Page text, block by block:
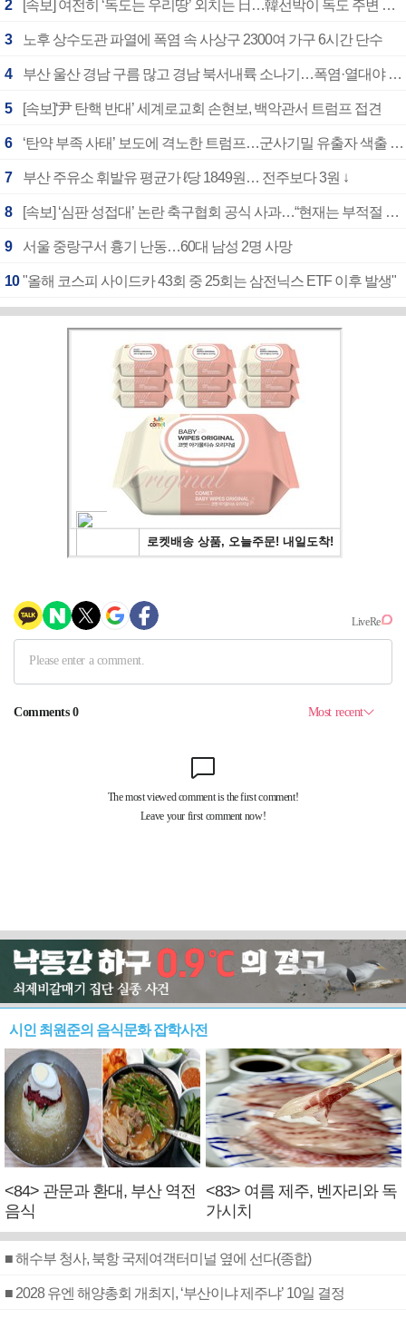
2 [속보] 여전히 ‘독도는 우리땅’ 외치는 日…韓선박이 독도 주변 해양조사 활동하자 반발
3 노후 상수도관 파열에 폭염 속 사상구 2300여 가구 6시간 단수
4 부산 울산 경남 구름 많고 경남 북서내륙 소나기…폭염·열대야 계속
5 [속보]‘尹 탄핵 반대’ 세계로교회 손현보, 백악관서 트럼프 접견
6 ‘탄약 부족 사태’ 보도에 격노한 트럼프…군사기밀 유출자 색출 지시
7 부산 주유소 휘발유 평균가 ℓ당 1849원… 전주보다 3원 ↓
8 [속보] ‘심판 성접대’ 논란 축구협회 공식 사과…“현재는 부적절 행위 없어”
9 서울 중랑구서 흉기 난동…60대 남성 2명 사망
10 "올해 코스피 사이드카 43회 중 25회는 삼전닉스 ETF 이후 발생"
시인 최원준의 음식문화 잡학사전
<84> 관문과 환대, 부산 역전
음식
<83> 여름 제주, 벤자리와 독
가시치
■ 해수부 청사, 북항 국제여객터미널 옆에 선다(종합)
■ 2028 유엔 해양총회 개최지, ‘부산이냐 제주냐’ 10일 결정